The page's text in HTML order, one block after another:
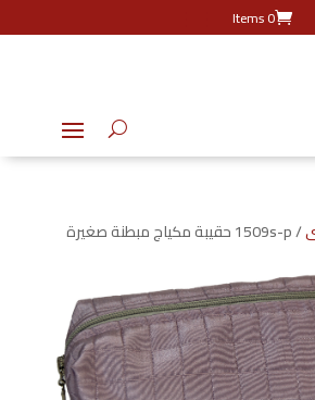
0 Items
/ 1509s-p حقيبة مكياج مبطنة صغيرة